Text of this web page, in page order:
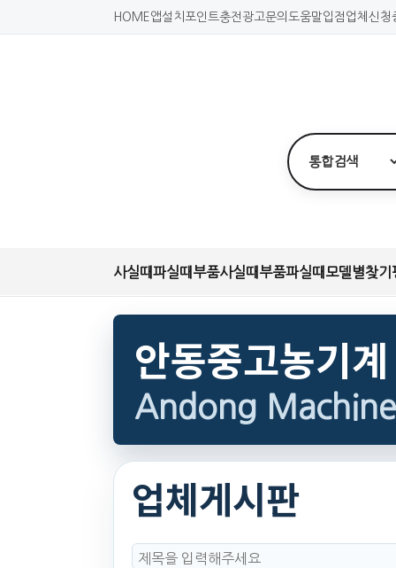
HOME 앱설치 포인트충전 광고문의 도움말입점업체신청
사실때파실때 부품사실때 부품파실때 모델별찾기
안동중고농기계
Andong
업체게시판